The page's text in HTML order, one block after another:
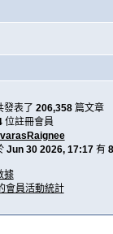
發表了 206,358篇文章
位註冊會員
Jun 30 2026, 17:17 有
據
會員活動統計